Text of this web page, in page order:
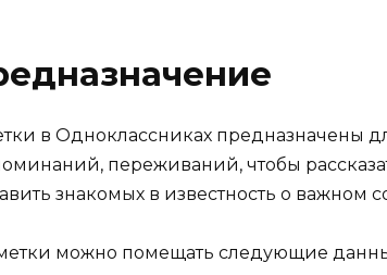
в Одноклассниках предназначены
переживаний, чтобы
знакомых в известность о важном
можно помещать следующие